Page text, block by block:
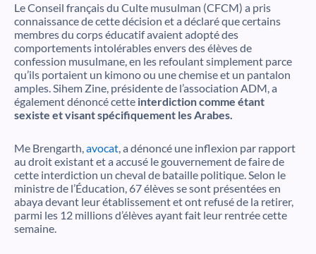
Le Conseil français du Culte musulman (CFCM) a pris
connaissance de cette décision et a déclaré que certains
membres du corps éducatif avaient adopté des
comportements intolérables envers des élèves de
confession musulmane, en les refoulant simplement parce
qu’ils portaient un kimono ou une chemise et un pantalon
amples. Sihem Zine, présidente de l’association ADM, a
également dénoncé cette interdiction comme étant
sexiste et visant spécifiquement les Arabes.
Me Brengarth,avocat, a dénoncé une inflexion par rapport
au droit existant et a accusé le gouvernement de faire de
cette interdiction un cheval de bataille politique. Selon le
ministre de l’Éducation, 67 élèves se sont présentées en
abaya devant leur établissement et ont refusé de la retirer,
parmi les 12 millions d’élèves ayant fait leur rentrée cette
semaine.